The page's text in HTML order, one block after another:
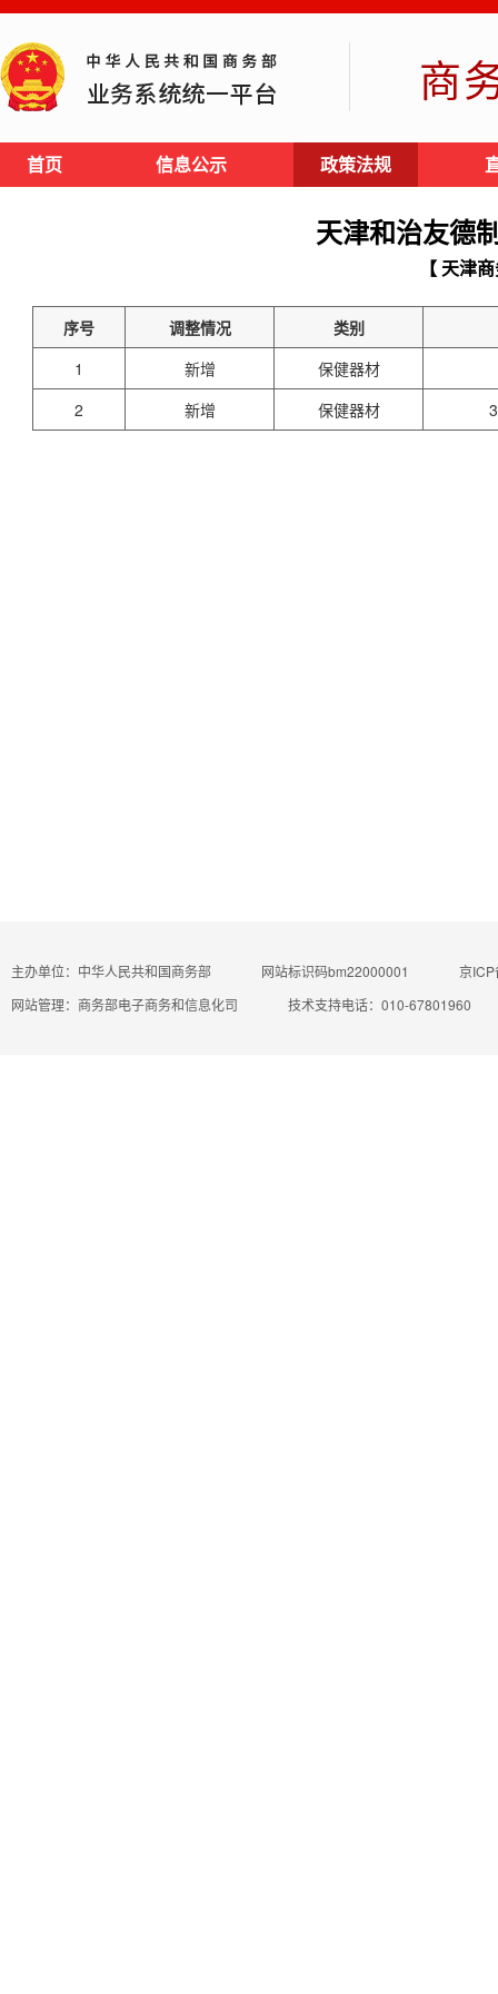
商
首页 信息公示 政策法规
天津和治友德
【 天津
序号 调整情况
类别
1
新增
保健器材
2
新增 保健器材
主办单位：中华人民共和国商务部 网站标识码bm22000001
京
网站管理：商务部电子商务和信息化司
技术支持电话：010-67801960